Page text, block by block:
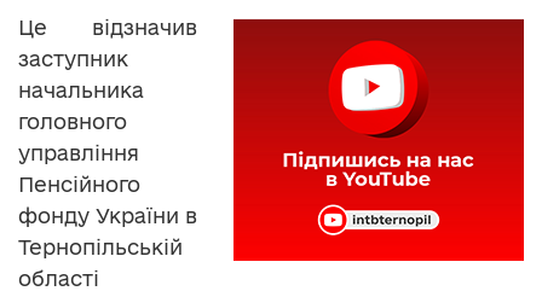
Це відзначив
заступник
начальника
головного
управління
Пенсійного
фонду України в
Тернопільській
області